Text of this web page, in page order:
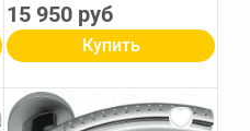
15 950 руб
Купить